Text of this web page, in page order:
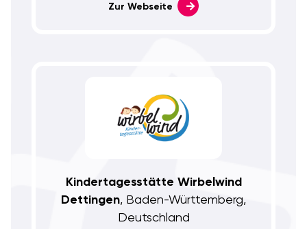
Zur Webseite
Kindertagesstätte Wirbelwind
Dettingen, Baden-Württemberg,
Deutschland